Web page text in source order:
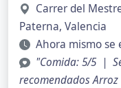
Carrer del
Paterna, Valencia
Ahora mismo se
"Comida: 5/5 |
recomendados